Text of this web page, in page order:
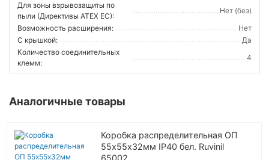
Для зоны взрывозащиты по
пыли (Директивы ATEX ЕС):
Нет (без)
Возможность расширения:
Нет
С крышкой:
Да
Количество соединительных
клемм:
4
Аналогичные товары
Коробка распределительная ОП
55х55х32мм IP40 бел. Ruvinil